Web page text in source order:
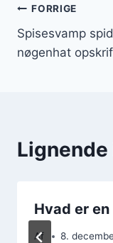
FORRIGE
Spisesvamp
nøgenhat
Hvad er
Af 8.